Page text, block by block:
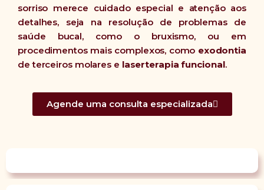
sorriso merece cuidado especial e atenção aos
detalhes, seja na resolução de problemas de
saúde bucal, como o bruxismo, ou em
procedimentos mais complexos, como exodontia
de terceiros molares e laserterapia funcional.
Agende uma consulta especializada